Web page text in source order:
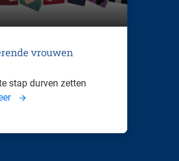
vrouwen
stap durven zetten